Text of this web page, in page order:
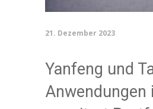
21. Dezember 2023
Yanfeng und
Anwendungen